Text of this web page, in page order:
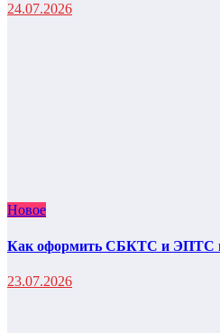
24.07.2026
Новое
Как оформить СБКТС и ЭПТС
23.07.2026